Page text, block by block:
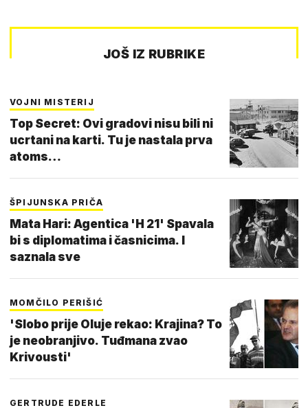
JOŠ IZ RUBRIKE
VOJNI MISTERIJ
Top Secret: Ovi gradovi nisu bili ni
ucrtani na karti. Tu je nastala prva
atoms…
ŠPIJUNSKA PRIČA
Mata Hari: Agentica 'H 21' Spavala
bi s diplomatima i časnicima. I
saznala sve
MOMČILO PERIŠIĆ
'Slobo prije Oluje rekao: Krajina? To
je neobranjivo. Tuđmana zvao
Krivousti'
GERTRUDE EDERLE